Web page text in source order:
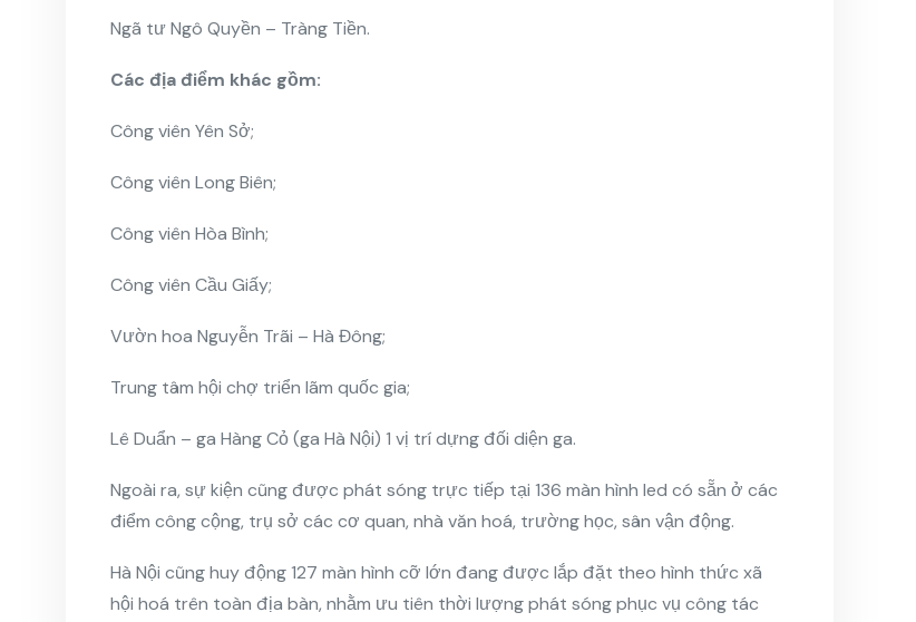
Ngã tư Ngô Quyền – Tràng Tiền.
Các địa điểm khác gồm:
Công viên Yên Sở;
Công viên Long Biên;
Công viên Hòa Bình;
Công viên Cầu Giấy;
Vườn hoa Nguyễn Trãi – Hà Đông;
Trung tâm hội chợ triển lãm quốc gia;
Lê Duẩn – ga Hàng Cỏ (ga Hà Nội) 1 vị trí dựng đối diện ga.
Ngoài ra, sự kiện cũng được phát sóng trực tiếp tại 136 màn hình led có sẵn ở các
điểm công cộng, trụ sở các cơ quan, nhà văn hoá, trường học, sân vận động.
Hà Nội cũng huy động 127 màn hình cỡ lớn đang được lắp đặt theo hình thức xã
hội hoá trên toàn địa bàn, nhằm ưu tiên thời lượng phát sóng phục vụ công tác